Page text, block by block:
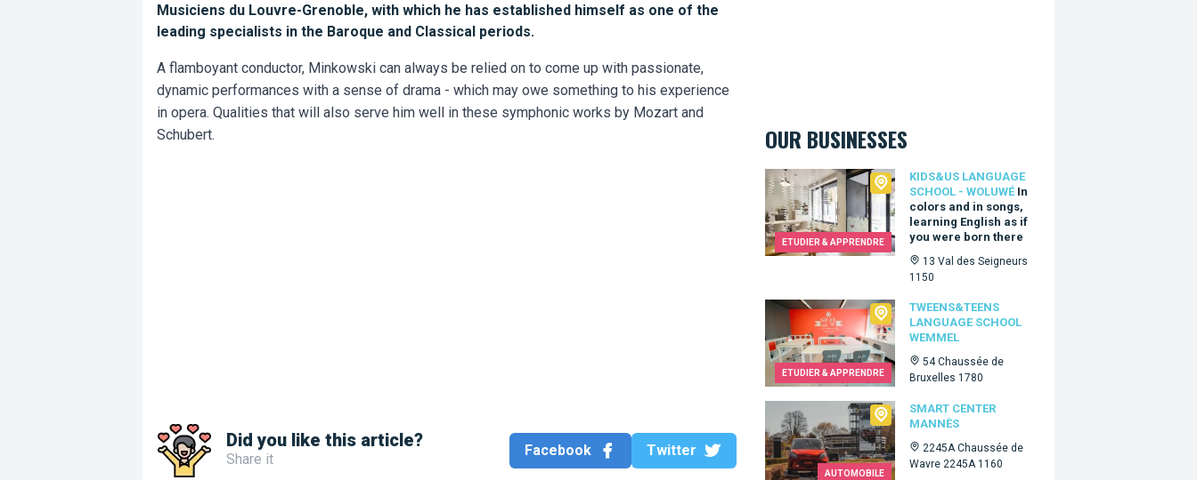
Musiciens du Louvre-Grenoble, with which he has established himself as one of the
leading specialists in the Baroque and Classical periods.
A flamboyant conductor, Minkowski can always be relied on to come up with passionate,
dynamic performances with a sense of drama - which may owe something to his experience
in opera. Qualities that will also serve him well in these symphonic works by Mozart and
Schubert.
Did you like this article?
Share it
Facebook Twitter
OUR BUSINESSES
ETUDIER & APPRENDRE
KIDS&US LANGUAGE
SCHOOL - WOLUWÉ In
colors and in songs,
learning English as if
you were born there
13 Val des Seigneurs
1150
Kids&Us language school - Woluwé
ETUDIER & APPRENDRE
TWEENS&TEENS
LANGUAGE SCHOOL
WEMMEL
54 Chaussée de
Bruxelles 1780
Tweens&Teens language school Wemmel
AUTOMOBILE
SMART CENTER
MANNÈS
2245A Chaussée de
Wavre 2245A 1160
Smart Center Mannès